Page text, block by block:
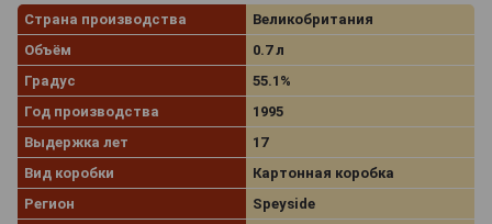
Страна производства
Великобритания
Объём
0.7 л
Градус
55.1%
Год производства
1995
Выдержка лет
17
Вид коробки
Картонная коробка
Регион
Speyside